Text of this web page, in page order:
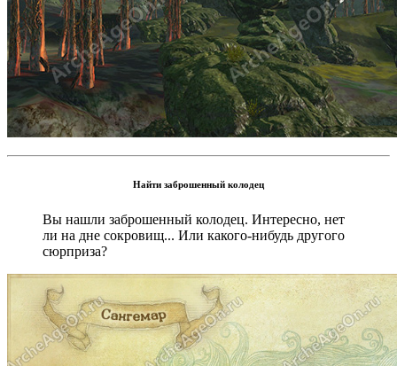
Найти заброшенный колодец
Вы нашли заброшенный колодец. Интересно, нет
ли на дне сокровищ... Или какого-нибудь другого
сюрприза?